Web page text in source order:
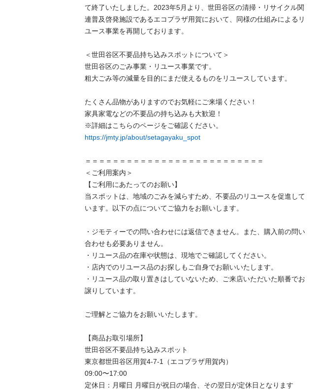
て終了いたしました。2023年5月より、世田谷区の清掃・リサイクル関
連普及啓発施設であるエコプラザ用賀において、同様の仕組みによるリ
ユース事業を再開しております。
＜世田谷区不要品持ち込みスポットについて＞
世⽥⾕区のごみ事業・リユース事業です。
粗⼤ごみ等の減量を⽬的にまだ使えるものをリユースしています。
たくさん品物がありますのでお気軽にご来場ください！
家具家電などの不要品の持ち込みも大歓迎！
https://jmty.jp/about/setagayaku_spot
＝＝＝＝＝＝＝＝＝＝＝＝＝＝＝＝＝＝＝＝＝＝＝＝＝＝
＜ご利用案内＞
【ご利用にあたってのお願い】
当スポットは、地域のごみを減らすため、不要品のリユースを促進して
います。以下の点についてご協力をお願いします。
・ジモティーでの問い合わせには返信できません。また、購入前の問い
合わせも必要ありません。
・リユース品の在庫や状態は、現地でご確認してください。
・店内でのリユース品のお探しもご自身でお願いいたします。
・リユース品の取り置きはしていないため、ご来店いただいた順番でお
譲りしています。
ご理解とご協力をお願いいたします。
【商品お取引場所】
世田谷区不要品持ち込みスポット
東京都世田谷区用賀4-7-1（エコプラザ用賀内）
09:00〜17:00
定休日：月曜日 月曜日が祝日の場合、その翌日が定休日となります